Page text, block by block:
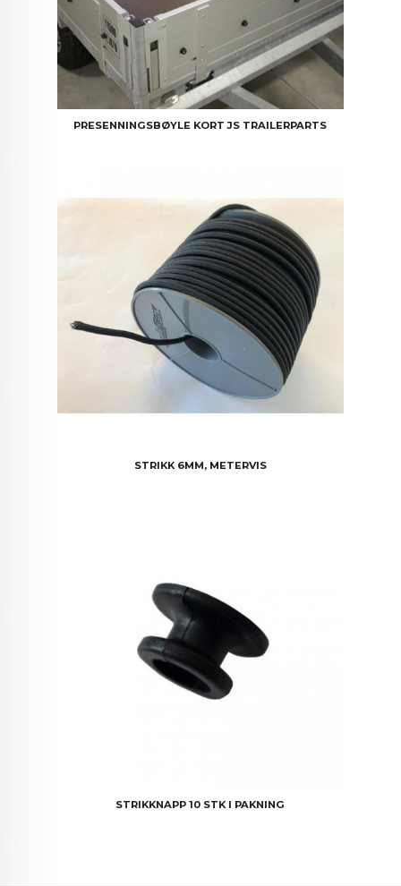
PRESENNINGSBØYLE KORT JS TRAILERPARTS
STRIKK 6MM, METERVIS
STRIKKNAPP 10 STK I PAKNING